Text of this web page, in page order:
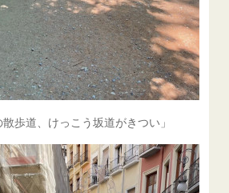
散歩道、けっこう坂道がきつい」